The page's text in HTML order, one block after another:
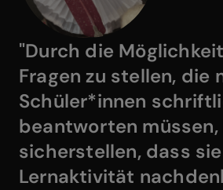
"Durch die
Fragen zu stellen, die
Schüler*innen
beantworten müssen,
sicherstellen, dass
Lernaktivität